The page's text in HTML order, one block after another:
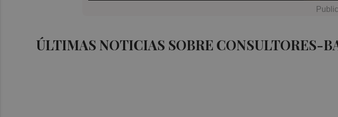
ÚLTIMAS NOTICIAS SOBRE CONSULTORES-